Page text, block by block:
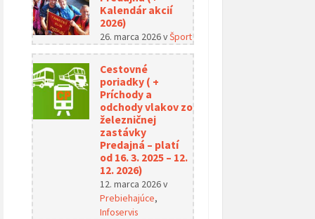
Kalendár akcií
2026)
26. marca 2026vŠport
Cestovné
poriadky ( +
Príchody a
odchody vlakov zo
železničnej
zastávky
Predajná – platí
od 16. 3. 2025 – 12.
12. 2026)
12. marca 2026v
Prebiehajúce,
Infoservis